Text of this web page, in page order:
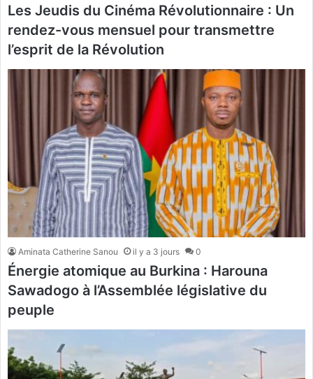
Les Jeudis du Cinéma Révolutionnaire : Un
rendez-vous mensuel pour transmettre
l’esprit de la Révolution
Aminata Catherine Sanou il y a 3 jours 0
Énergie atomique au Burkina : Harouna
Sawadogo à l’Assemblée législative du
peuple